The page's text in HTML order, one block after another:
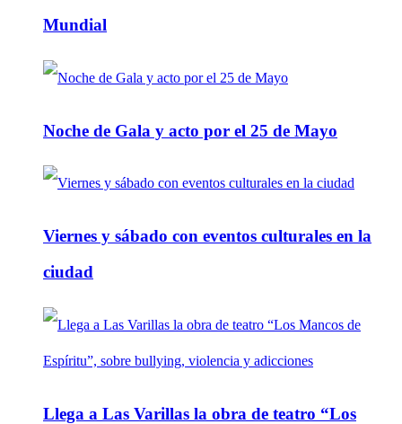
Mundial
Noche de Gala y acto por el 25 de Mayo
Viernes y sábado con eventos culturales en la
ciudad
Llega a Las Varillas la obra de teatro “Los